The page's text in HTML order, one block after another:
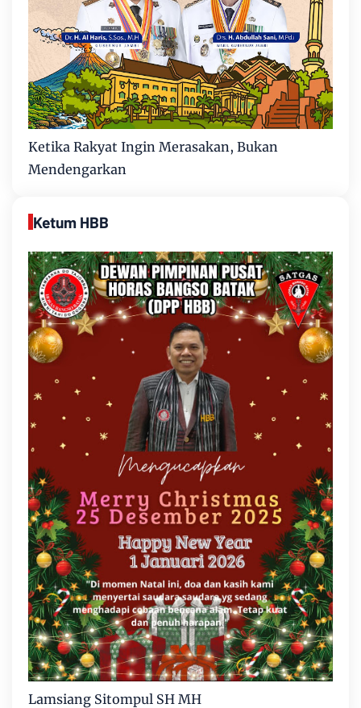
Ketika Rakyat Ingin Merasakan, Bukan
Mendengarkan
Ketum HBB
Lamsiang Sitompul SH MH